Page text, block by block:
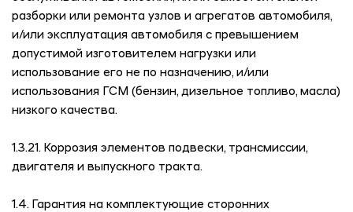
разборки или ремонта узлов и агрегатов автомобиля,
и/или эксплуатация автомобиля с превышением
допустимой изготовителем нагрузки или
использование его не по назначению, и/или
использования ГСМ (бензин, дизельное топливо, масла)
низкого качества.
1.3.21. Коррозия элементов подвески, трансмиссии,
двигателя и выпускного тракта.
1.4. Гарантия на комплектующие сторонних